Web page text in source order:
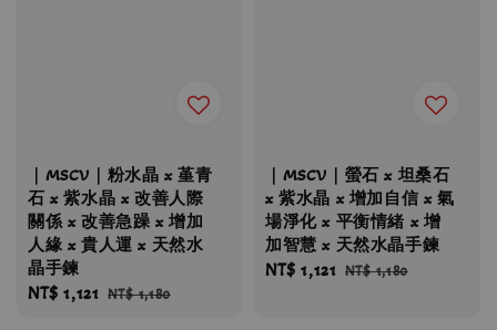
｜MSCV｜粉水晶 x 堇青
石 x 紫水晶 x 改善人際
關係 x 改善急躁 x 增加
人緣 x 貴人運 x 天然水
晶手鍊
Sale
NT$ 1,121 Regular
NT$ 1,180
｜MSCV｜螢石 x 坦桑石
x 紫水晶 x 增加自信 x 氣
場淨化 x 平衡情緒 x 增
加智慧 x 天然水晶手鍊
Sale
NT$ 1,121 Regular
NT$ 1,180